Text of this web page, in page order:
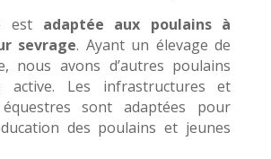
est adaptée aux poulains à
sevrage. Ayant un élevage de
nous avons d’autres poulains
active. Les infrastructures et
sont adaptées pour
des poulains et jeunes